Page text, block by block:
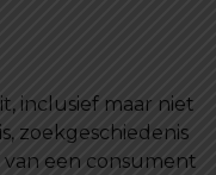
inclusief maar niet
zoekgeschiedenis
een consument